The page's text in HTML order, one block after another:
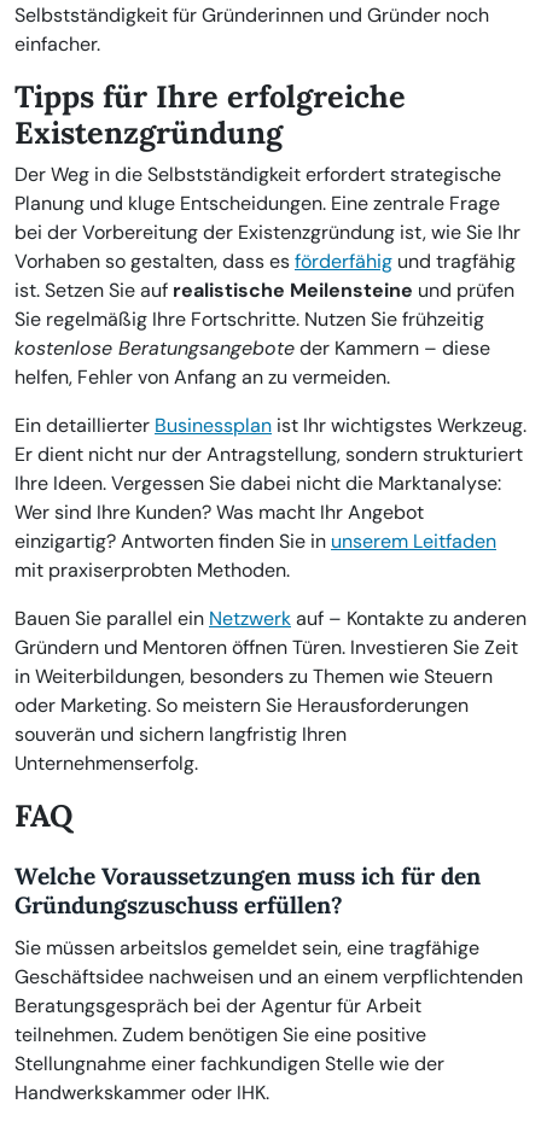
Selbstständigkeit für Gründerinnen und Gründer noch
einfacher.
Tipps für Ihre erfolgreiche
Existenzgründung
Der Weg in die Selbstständigkeit erfordert strategische
Planung und kluge Entscheidungen. Eine zentrale Frage
bei der Vorbereitung der Existenzgründung ist, wie Sie Ihr
Vorhaben so gestalten, dass esförderfähig und tragfähig
ist. Setzen Sie auf realistische Meilensteine und prüfen
Sie regelmäßig Ihre Fortschritte. Nutzen Sie frühzeitig
kostenlose Beratungsangeboteder Kammern – diese
helfen, Fehler von Anfang an zu vermeiden.
Ein detaillierter Businessplan ist Ihr wichtigstes Werkzeug.
Er dient nicht nur der Antragstellung, sondern strukturiert
Ihre Ideen. Vergessen Sie dabei nicht die Marktanalyse:
Wer sind Ihre Kunden? Was macht Ihr Angebot
einzigartig? Antworten finden Sie in unserem Leitfaden
mit praxiserprobten Methoden.
Bauen Sie parallel ein Netzwerkauf – Kontakte zu anderen
Gründern und Mentoren öffnen Türen. Investieren Sie Zeit
in Weiterbildungen, besonders zu Themen wie Steuern
oder Marketing. So meistern Sie Herausforderungen
souverän und sichern langfristig Ihren
Unternehmenserfolg.
FAQ
Welche Voraussetzungen muss ich für den
Gründungszuschuss erfüllen?
Sie müssen arbeitslos gemeldet sein, eine tragfähige
Geschäftsidee nachweisen und an einem verpflichtenden
Beratungsgespräch bei der Agentur für Arbeit
teilnehmen. Zudem benötigen Sie eine positive
Stellungnahme einer fachkundigen Stelle wie der
Handwerkskammer oder IHK.